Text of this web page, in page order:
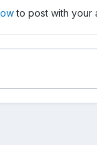
to post with your